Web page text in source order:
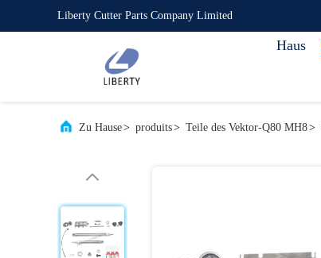
Liberty Cutter Parts Company Limited
Haus
Zu Hause> produits> Teile des Vektor-Q80 MH8>